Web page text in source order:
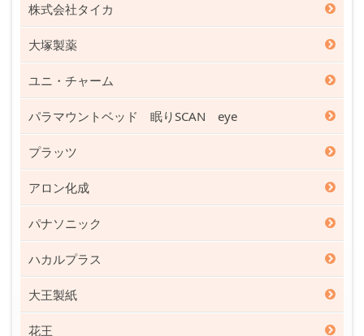
株式会社タイカ
大塚製薬
ユニ・チャーム
パラマウントベッド 眠りSCAN eye
プラッツ
アロン化成
パナソニック
ハカルプラス
大王製紙
花王